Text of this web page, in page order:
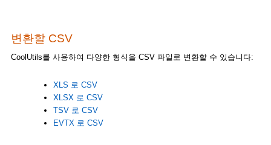
변환할 CSV
CoolUtils를 사용하여 다양한 형식을 CSV 파일로 변환할 수 있습니다:
XLS 로 CSV
XLSX 로 CSV
TSV 로 CSV
EVTX 로 CSV